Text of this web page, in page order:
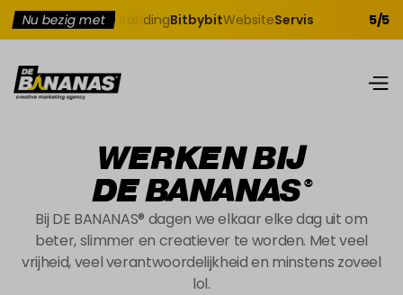
Nu bezig met
Rednax GroupBrandingBitbybitWebsiteServisieCampagnes
5/5
WERKEN BIJ
DE BANANAS ®
Bij DE BANANAS® dagen we elkaar elke dag uit om
beter, slimmer en creatiever te worden. Met veel
vrijheid, veel verantwoordelijkheid en minstens zoveel
lol.